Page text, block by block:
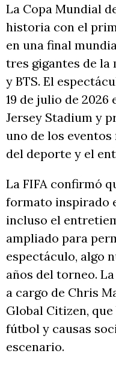
La Copa Mundial
historia con el
en una final
tres gigantes de la
y BTS. El
19 de julio de 2026
Jersey Stadium y
uno de los
del deporte y el
La FIFA confirmó
formato inspirado
incluso el
ampliado para
espectáculo, algo
años del torneo.
a cargo de Chris
Global Citizen,
fútbol y causas
escenario.